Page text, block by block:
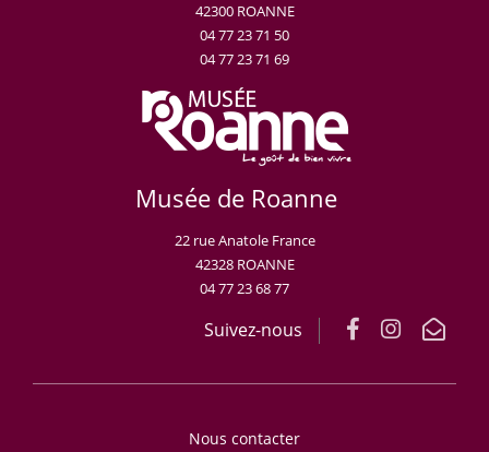
42300 ROANNE
04 77 23 71 50
04 77 23 71 69
Musée de Roanne
22 rue Anatole France
42328 ROANNE
04 77 23 68 77
Suivez-nous
Nous contacter